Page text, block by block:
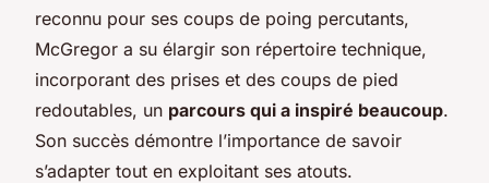
reconnu pour ses coups de poing percutants,
McGregor a su élargir son répertoire technique,
incorporant des prises et des coups de pied
redoutables, un parcours qui a inspiré beaucoup.
Son succès démontre l’importance de savoir
s’adapter tout en exploitant ses atouts.